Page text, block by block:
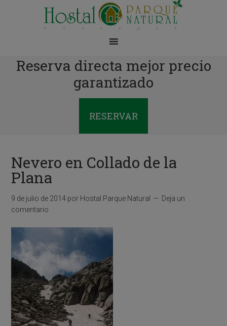
Reserva directa mejor precio
garantizado
RESERVAR
Nevero en Collado de la
Plana
9 de julio de 2014 por Hostal Parque Natural
Deja un
comentario